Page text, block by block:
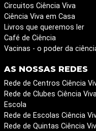
Circuitos Ciência Viva
Ciência Viva em Casa
Livros que queremos ler
Café de Ciência
Vacinas - o poder da
AS NOSSAS REDES
Rede de Centros Ciência
Rede de Clubes Ciência
Escola
Rede de Escolas Ciência
Rede de Quintas Ciência